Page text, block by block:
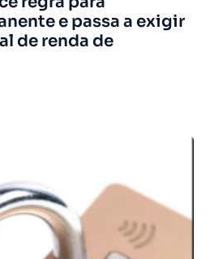
e passa a exigir
de renda de